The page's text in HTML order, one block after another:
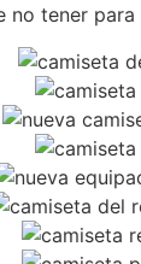
no tener